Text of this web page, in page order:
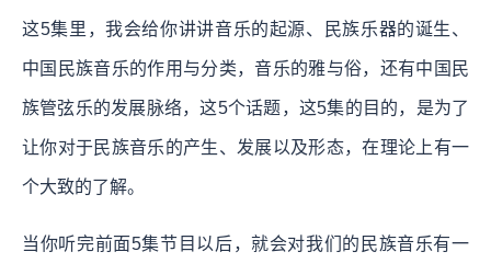
这5集里，我会给你讲讲音乐的起源、民族乐器的诞生、
中国民族音乐的作用与分类，音乐的雅与俗，还有中国民
族管弦乐的发展脉络，这5个话题，这5集的目的，是为了
让你对于民族音乐的产生、发展以及形态，在理论上有一
个大致的了解。
当你听完前面5集节目以后，就会对我们的民族音乐有一